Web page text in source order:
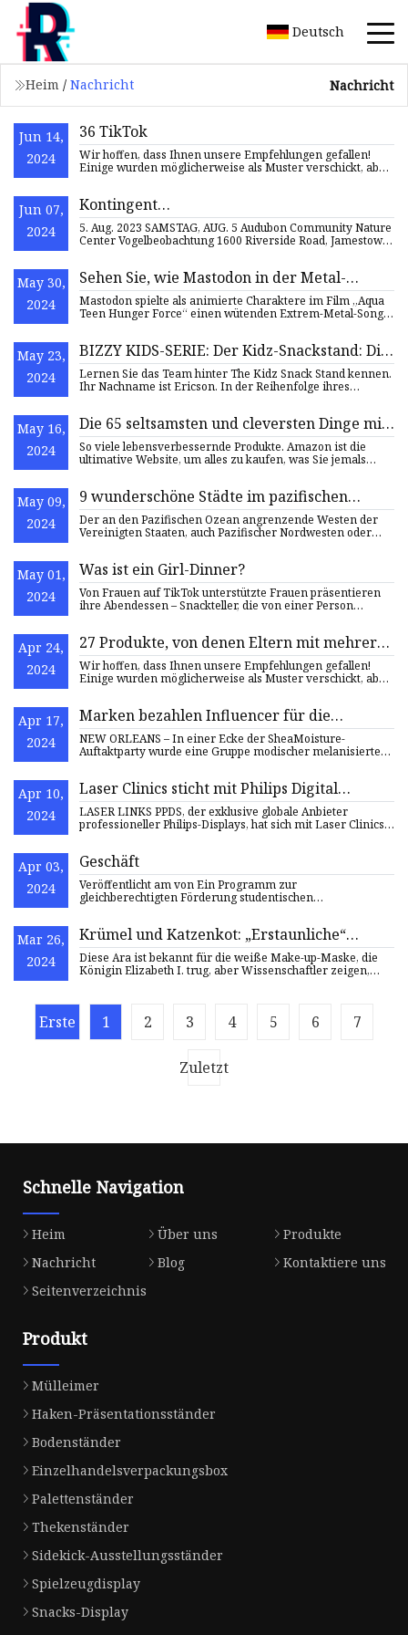
Deutsch
Heim / Nachricht Nachricht
Jun 14,
2024
36 TikTok
Wir hoffen, dass Ihnen unsere Empfehlungen gefallen!
Einige wurden möglicherweise als Muster verschickt, aber
Jun 07,
2024
Kontingent…
5. Aug. 2023 SAMSTAG, AUG. 5 Audubon Community Nature
Center Vogelbeobachtung 1600 Riverside Road, Jamestown,
May 30,
2024
Sehen Sie, wie Mastodon in der Metal-
Filmeröffnung aller Zeiten gewalttätige
Kinosnacks darstellt
Mastodon spielte als animierte Charaktere im Film „Aqua
Teen Hunger Force“ einen wütenden Extrem-Metal-Song –
May 23,
2024
BIZZY KIDS-SERIE: Der Kidz-Snackstand: Die
Geschwister Waverly stellen süße
Kreationen her und verkaufen sie
Lernen Sie das Team hinter The Kidz Snack Stand kennen.
Ihr Nachname ist Ericson. In der Reihenfolge ihres
May 16,
2024
Die 65 seltsamsten und cleversten Dinge mit
Near
So viele lebensverbessernde Produkte. Amazon ist die
ultimative Website, um alles zu kaufen, was Sie jemals
May 09,
2024
9 wunderschöne Städte im pazifischen
Nordwesten, die Sie 2023 besuchen sollten
Der an den Pazifischen Ozean angrenzende Westen der
Vereinigten Staaten, auch Pazifischer Nordwesten oder
May 01,
2024
Was ist ein Girl-Dinner?
Von Frauen auf TikTok unterstützte Frauen präsentieren
ihre Abendessen – Snackteller, die von einer Person
Apr 24,
2024
27 Produkte, von denen Eltern mit mehreren
Kindern schwören, dass sie sich lohnen
Wir hoffen, dass Ihnen unsere Empfehlungen gefallen!
Einige wurden möglicherweise als Muster verschickt, aber
Apr 17,
2024
Marken bezahlen Influencer für die
Teilnahme am Essence Festival als
Werbemaßnahme
NEW ORLEANS – In einer Ecke der SheaMoisture-
Auftaktparty wurde eine Gruppe modischer melanisierter
Apr 10,
2024
Laser Clinics sticht mit Philips Digital
Signage-Installationen aus der Masse hervor
LASER LINKS PPDS, der exklusive globale Anbieter
professioneller Philips-Displays, hat sich mit Laser Clinics –
Apr 03,
2024
Geschäft
Veröffentlicht am von Ein Programm zur
gleichberechtigten Förderung studentischen
Mar 26,
2024
Krümel und Katzenkot: „Erstaunliche“
Schönheitstipps für Renaissance-Frauen
enthüllt
Diese Ära ist bekannt für die weiße Make-up-Maske, die
Königin Elizabeth I. trug, aber Wissenschaftler zeigen,
Erste 1 2 3 4 5 6 7
Zuletzt
Schnelle Navigation
Heim Über uns
Produkte
Nachricht
Blog
Kontaktiere uns
Seitenverzeichnis
Produkt
Mülleimer
Haken-Präsentationsständer
Bodenständer
Einzelhandelsverpackungsbox
Palettenständer
Thekenständer
Sidekick-Ausstellungsständer
Spielzeugdisplay
Snacks-Display